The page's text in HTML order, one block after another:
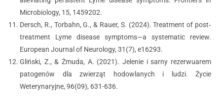
Microbiology, 15, 1459202.
Dersch, R., Torbahn, G., & Rauer, S. (2024). Treatment of post‐
treatment Lyme disease symptoms—a systematic review.
European Journal of Neurology, 31(7), e16293.
Gliński, Z., & Żmuda, A. (2021). Jelenie i sarny rezerwuarem
patogenów dla zwierząt hodowlanych i ludzi. Życie
Weterynaryjne, 96(09), 631-636.